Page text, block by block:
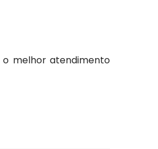
melhor atendimento